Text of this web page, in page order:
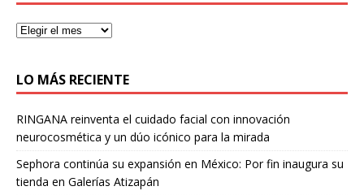
LO MÁS RECIENTE
RINGANA reinventa el cuidado facial con innovación
neurocosmética y un dúo icónico para la mirada
Sephora continúa su expansión en México: Por fin inaugura su
tienda en Galerías Atizapán